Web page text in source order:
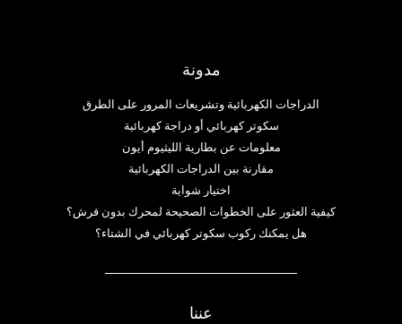
مدونة
الدراجات الكهربائية وتشريعات المرور على الطرق
سكوتر كهربائي أو دراجة كهربائية
معلومات عن بطارية الليثيوم أيون
مقارنة بين الدراجات الكهربائية
اختيار شواية
كيفية العثور على الخطوات الصحيحة لمحرك بدون فرش؟
هل يمكنك ركوب سكوتر كهربائي في الشتاء؟
عننا